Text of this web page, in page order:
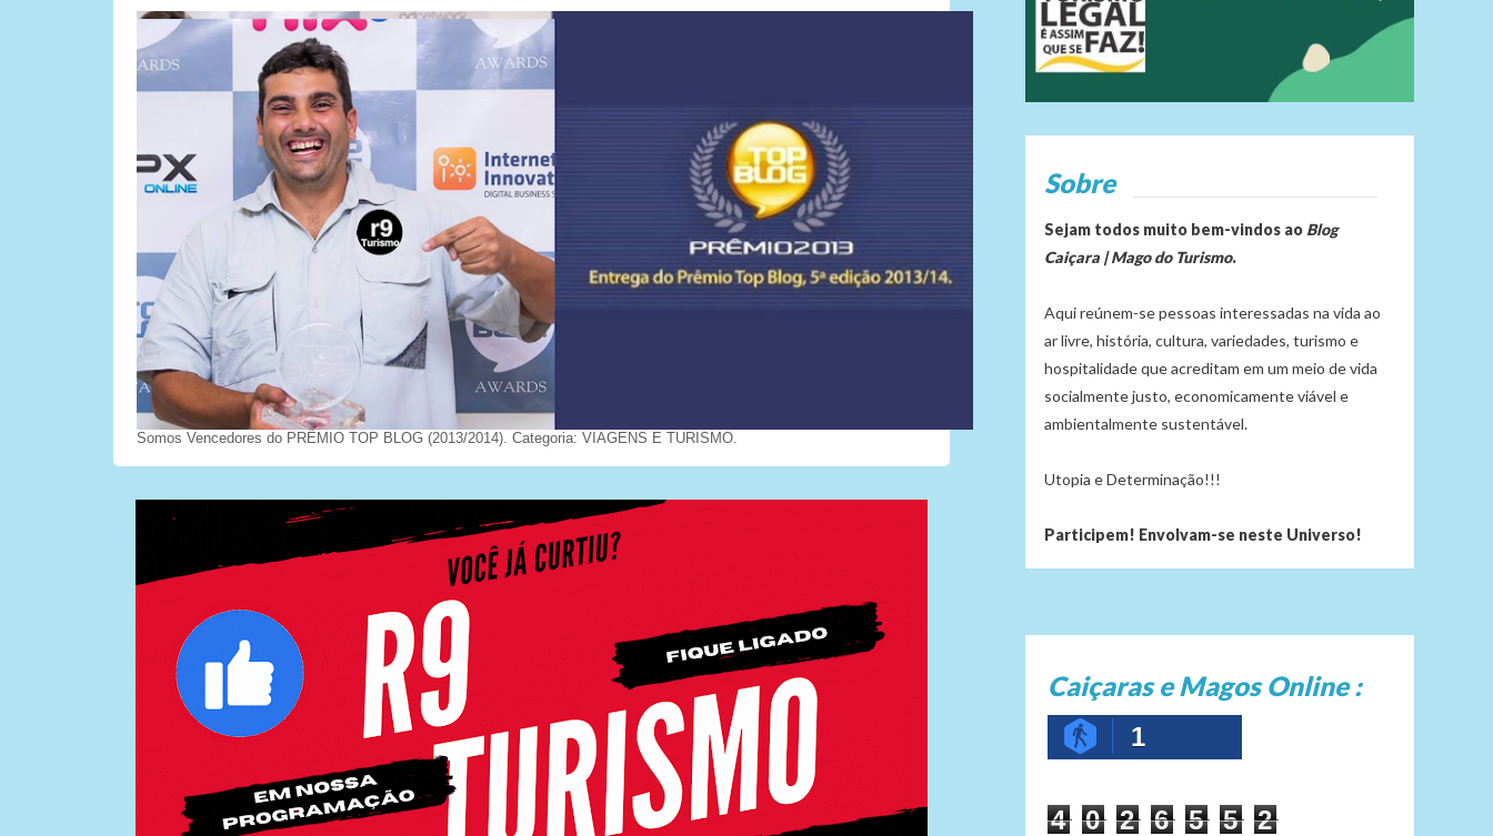
Somos Vencedores do PRÊMIO TOP BLOG (2013/2014). Categoria: VIAGENS E TURISMO.
Sobre
Sejam todos muito bem-vindos ao Blog
Caiçara | Mago do Turismo.
Aqui reúnem-se pessoas interessadas na vida ao
ar livre, história, cultura, variedades, turismo e
hospitalidade que acreditam em um meio de vida
socialmente justo, economicamente viável e
ambientalmente sustentável.
Utopia e Determinação!!!
Participem! Envolvam-se neste Universo!
Caiçaras e Magos Online :
1
4 0 2 6 5 5 2